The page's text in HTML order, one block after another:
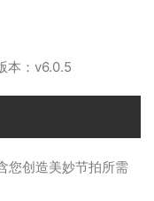
本：v6.0.5
您创造美妙节拍所需